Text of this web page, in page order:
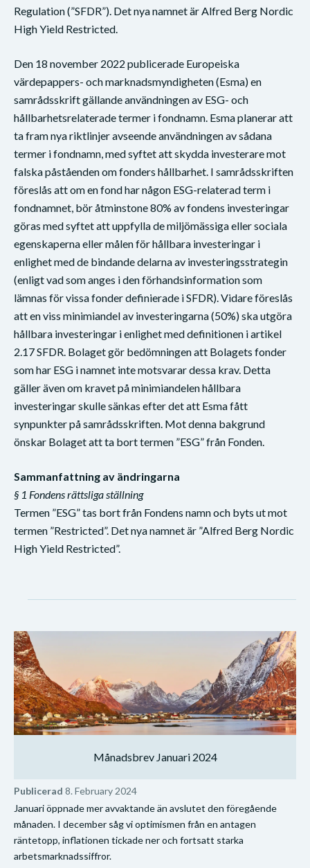
Regulation (”SFDR”). Det nya namnet är Alfred Berg Nordic
High Yield Restricted.
Den 18 november 2022 publicerade Europeiska
värdepappers- och marknadsmyndigheten (Esma) en
samrådsskrift gällande användningen av ESG- och
hållbarhetsrelaterade termer i fondnamn. Esma planerar att
ta fram nya riktlinjer avseende användningen av sådana
termer i fondnamn, med syftet att skydda investerare mot
falska påståenden om fonders hållbarhet. I samrådsskriften
föreslås att om en fond har någon ESG-relaterad term i
fondnamnet, bör åtminstone 80% av fondens investeringar
göras med syftet att uppfylla de miljömässiga eller sociala
egenskaperna eller målen för hållbara investeringar i
enlighet med de bindande delarna av investeringsstrategin
(enligt vad som anges i den förhandsinformation som
lämnas för vissa fonder definierade i SFDR). Vidare föreslås
att en viss minimiandel av investeringarna (50%) ska utgöra
hållbara investeringar i enlighet med definitionen i artikel
2.17 SFDR. Bolaget gör bedömningen att Bolagets fonder
som har ESG i namnet inte motsvarar dessa krav. Detta
gäller även om kravet på minimiandelen hållbara
investeringar skulle sänkas efter det att Esma fått
synpunkter på samrådsskriften. Mot denna bakgrund
önskar Bolaget att ta bort termen ”ESG” från Fonden.
Sammanfattning av ändringarna
§ 1 Fondens rättsliga ställning
Termen ”ESG” tas bort från Fondens namn och byts ut mot
termen ”Restricted”. Det nya namnet är ”Alfred Berg Nordic
High Yield Restricted”.
Månadsbrev Januari 2024
Publicerad 8. February 2024
Januari öppnade mer avvaktande än avslutet den föregående
månaden. I december såg vi optimismen från en antagen
räntetopp, inflationen tickade ner och fortsatt starka
arbetsmarknadssiffror.